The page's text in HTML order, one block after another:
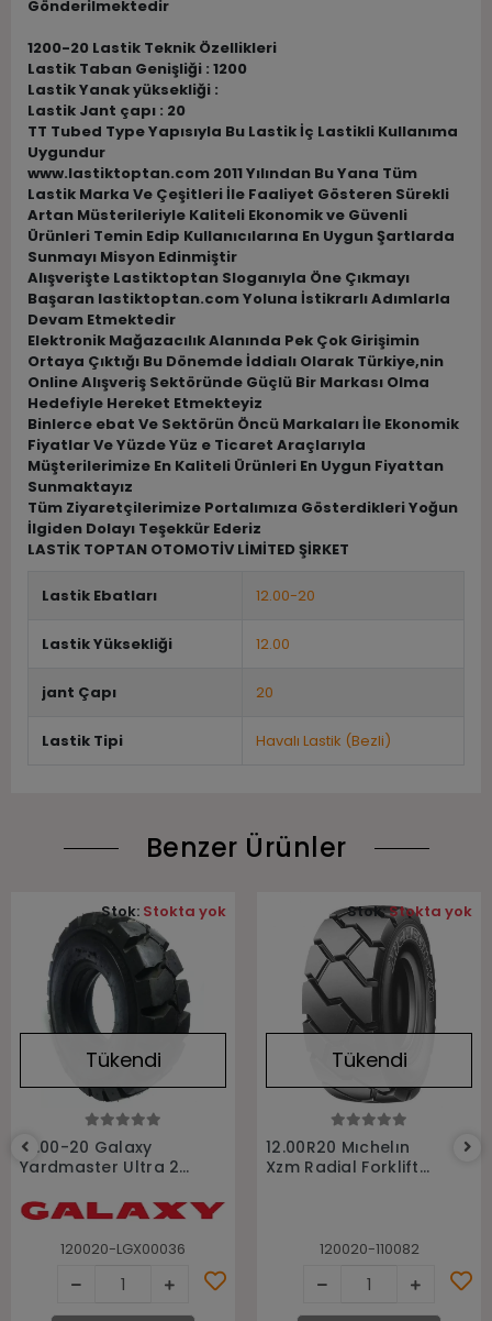
Gönderilmektedir
1200-20 Lastik Teknik Özellikleri
Lastik Taban Genişliği : 1200
Lastik Yanak yüksekliği :
Lastik Jant çapı : 20
TT Tubed Type Yapısıyla Bu Lastik İç Lastikli Kullanıma
Uygundur
www.lastiktoptan.com 2011 Yılından Bu Yana Tüm
Lastik Marka Ve Çeşitleri İle Faaliyet Gösteren Sürekli
Artan Müsterileriyle Kaliteli Ekonomik ve Güvenli
Ürünleri Temin Edip Kullanıcılarına En Uygun Şartlarda
Sunmayı Misyon Edinmiştir
Alışverişte Lastiktoptan Sloganıyla Öne Çıkmayı
Başaran lastiktoptan.com Yoluna İstikrarlı Adımlarla
Devam Etmektedir
Elektronik Mağazacılık Alanında Pek Çok Girişimin
Ortaya Çıktığı Bu Dönemde İddialı Olarak Türkiye,nin
Online Alışveriş Sektöründe Güçlü Bir Markası Olma
Hedefiyle Hereket Etmekteyiz
Binlerce ebat Ve Sektörün Öncü Markaları İle Ekonomik
Fiyatlar Ve Yüzde Yüz e Ticaret Araçlarıyla
Müşterilerimize En Kaliteli Ürünleri En Uygun Fiyattan
Sunmaktayız
Tüm Ziyaretçilerimize Portalımıza Gösterdikleri Yoğun
İlgiden Dolayı Teşekkür Ederiz
LASTİK TOPTAN OTOMOTİV LİMİTED ŞİRKET
Lastik Ebatları 12.00-20
Lastik Yüksekliği 12.00
jant Çapı 20
Lastik Tipi Havalı Lastik (Bezli)
Benzer Ürünler
Stokta Yok
Tükendi
12.00-20 Galaxy
Yardmaster Ultra 20
Lastiği
120020-LGX00036
Stok: Stokta yok
Stokta Yok
Tükendi
12.00R20 Mıchelın
Xzm Radial Forklift
120020-110082
Stok:Stokta yok